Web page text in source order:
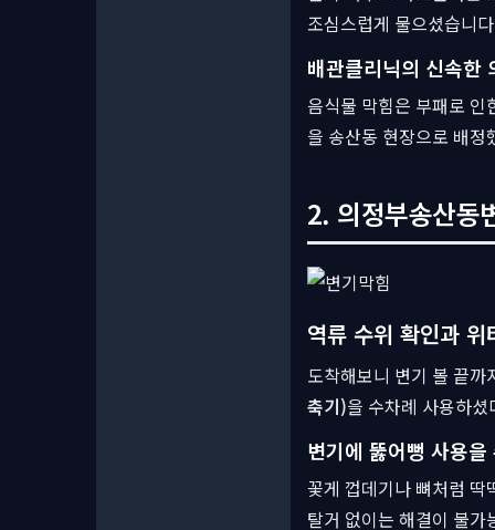
조심스럽게 물으셨습니
배관클리닉의 신속한
음식물 막힘은 부패로
을 송산동 현장으로 배
2. 의정부송산동
역류 수위 확인과
도착해보니 변기 볼 끝
축기)을 수차례 사용하
변기에 뚫어뻥 사용
꽃게 껍데기나 뼈처럼
탈거 없이는 해결이 불